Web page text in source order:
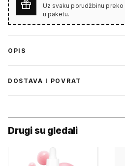
Uz svaku porudžbinu preko
u paketu.
OPIS
DOSTAVA I POVRAT
Drugi su gledali